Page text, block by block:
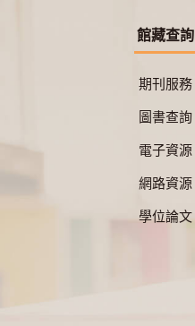
館藏查詢
期刊服務
圖書查詢
電子資源
網路資源
學位論文